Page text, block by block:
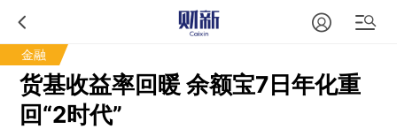
金融
货基收益率回暖 余额宝7日年化重
回“2时代”